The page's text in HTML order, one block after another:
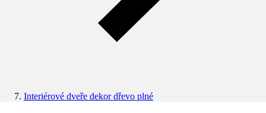
Interiérové dveře dekor dřevo plné